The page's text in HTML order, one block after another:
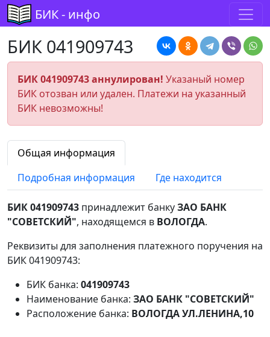
БИК - инфо
БИК 041909743
БИК 041909743 аннулирован! Указаный номер
БИК отозван или удален. Платежи на указанный
БИК невозможны!
Общая информация
Подробная информация
Где находится
БИК 041909743 принадлежит банкуЗАО БАНК
"СОВЕТСКИЙ", находящемся в ВОЛОГДА.
Реквизиты для заполнения платежного поручения на
БИК 041909743:
БИК банка: 041909743
Наименование банка: ЗАО БАНК "СОВЕТСКИЙ"
Расположение банка: ВОЛОГДА УЛ.ЛЕНИНА,10